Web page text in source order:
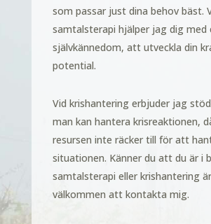
som passar just dina behov bäst.
samtalsterapi hjälper jag dig med
självkännedom, att utveckla din
potential.
Vid krishantering erbjuder jag stöd
man kan hantera krisreaktionen,
resursen inte räcker till för att
situationen. Känner du att du är i
samtalsterapi eller krishantering
välkommen att kontakta mig.